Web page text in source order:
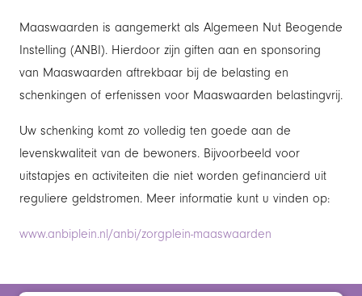
Maaswaarden is aangemerkt als Algemeen Nut Beogende
Instelling (ANBI). Hierdoor zijn giften aan en sponsoring
van Maaswaarden aftrekbaar bij de belasting en
schenkingen of erfenissen voor Maaswaarden belastingvrij.
Uw schenking komt zo volledig ten goede aan de
levenskwaliteit van de bewoners. Bijvoorbeeld voor
uitstapjes en activiteiten die niet worden gefinancierd uit
reguliere geldstromen. Meer informatie kunt u vinden op:
www.anbiplein.nl/anbi/zorgplein-maaswaarden